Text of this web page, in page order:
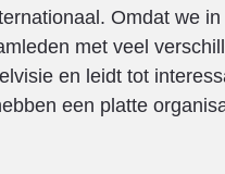
Omdat we
met veel
en leidt tot
een platte